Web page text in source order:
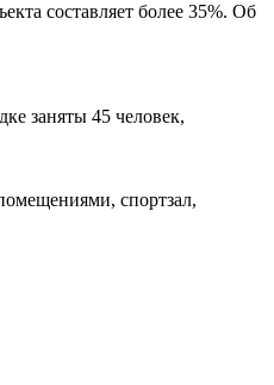
составляет более 35%. Об
заняты 45 человек,
спортзал,